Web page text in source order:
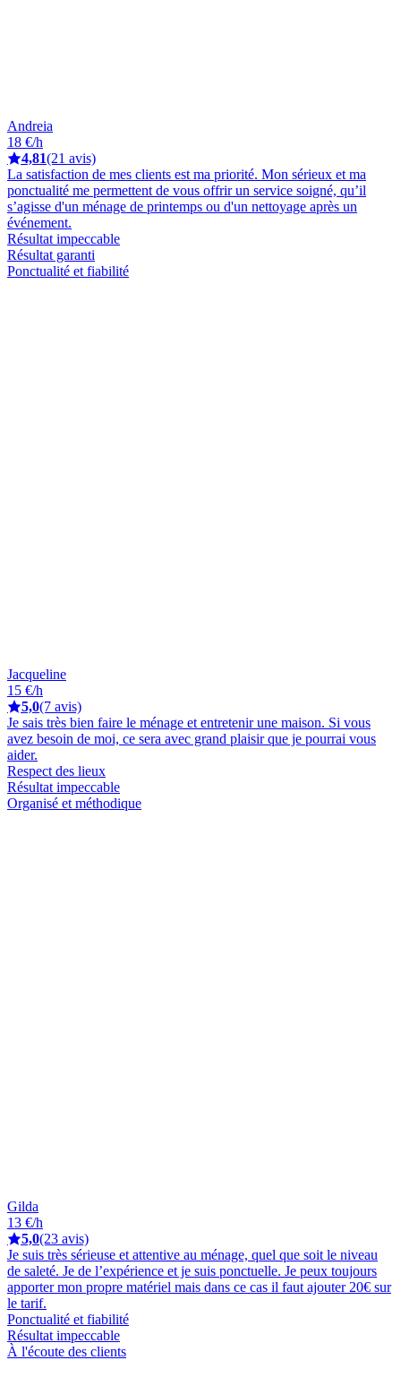
Andreia
18 €/h
4,81(21 avis)
La satisfaction de mes clients est ma priorité. Mon sérieux et ma
ponctualité me permettent de vous offrir un service soigné, qu’il
s’agisse d'un ménage de printemps ou d'un nettoyage après un
événement.
Résultat impeccable
Résultat garanti
Ponctualité et fiabilité
Jacqueline
15 €/h
5,0(7 avis)
Je sais très bien faire le ménage et entretenir une maison. Si vous
avez besoin de moi, ce sera avec grand plaisir que je pourrai vous
aider.
Respect des lieux
Résultat impeccable
Organisé et méthodique
Gilda
13 €/h
5,0(23 avis)
Je suis très sérieuse et attentive au ménage, quel que soit le niveau
de saleté. Je de l’expérience et je suis ponctuelle. Je peux toujours
apporter mon propre matériel mais dans ce cas il faut ajouter 20€ sur
le tarif.
Ponctualité et fiabilité
Résultat impeccable
À l'écoute des clients